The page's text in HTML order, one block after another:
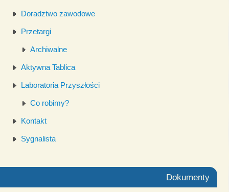
Doradztwo zawodowe
Przetargi
Archiwalne
Aktywna Tablica
Laboratoria Przyszłości
Co robimy?
Kontakt
Sygnalista
Dokumenty